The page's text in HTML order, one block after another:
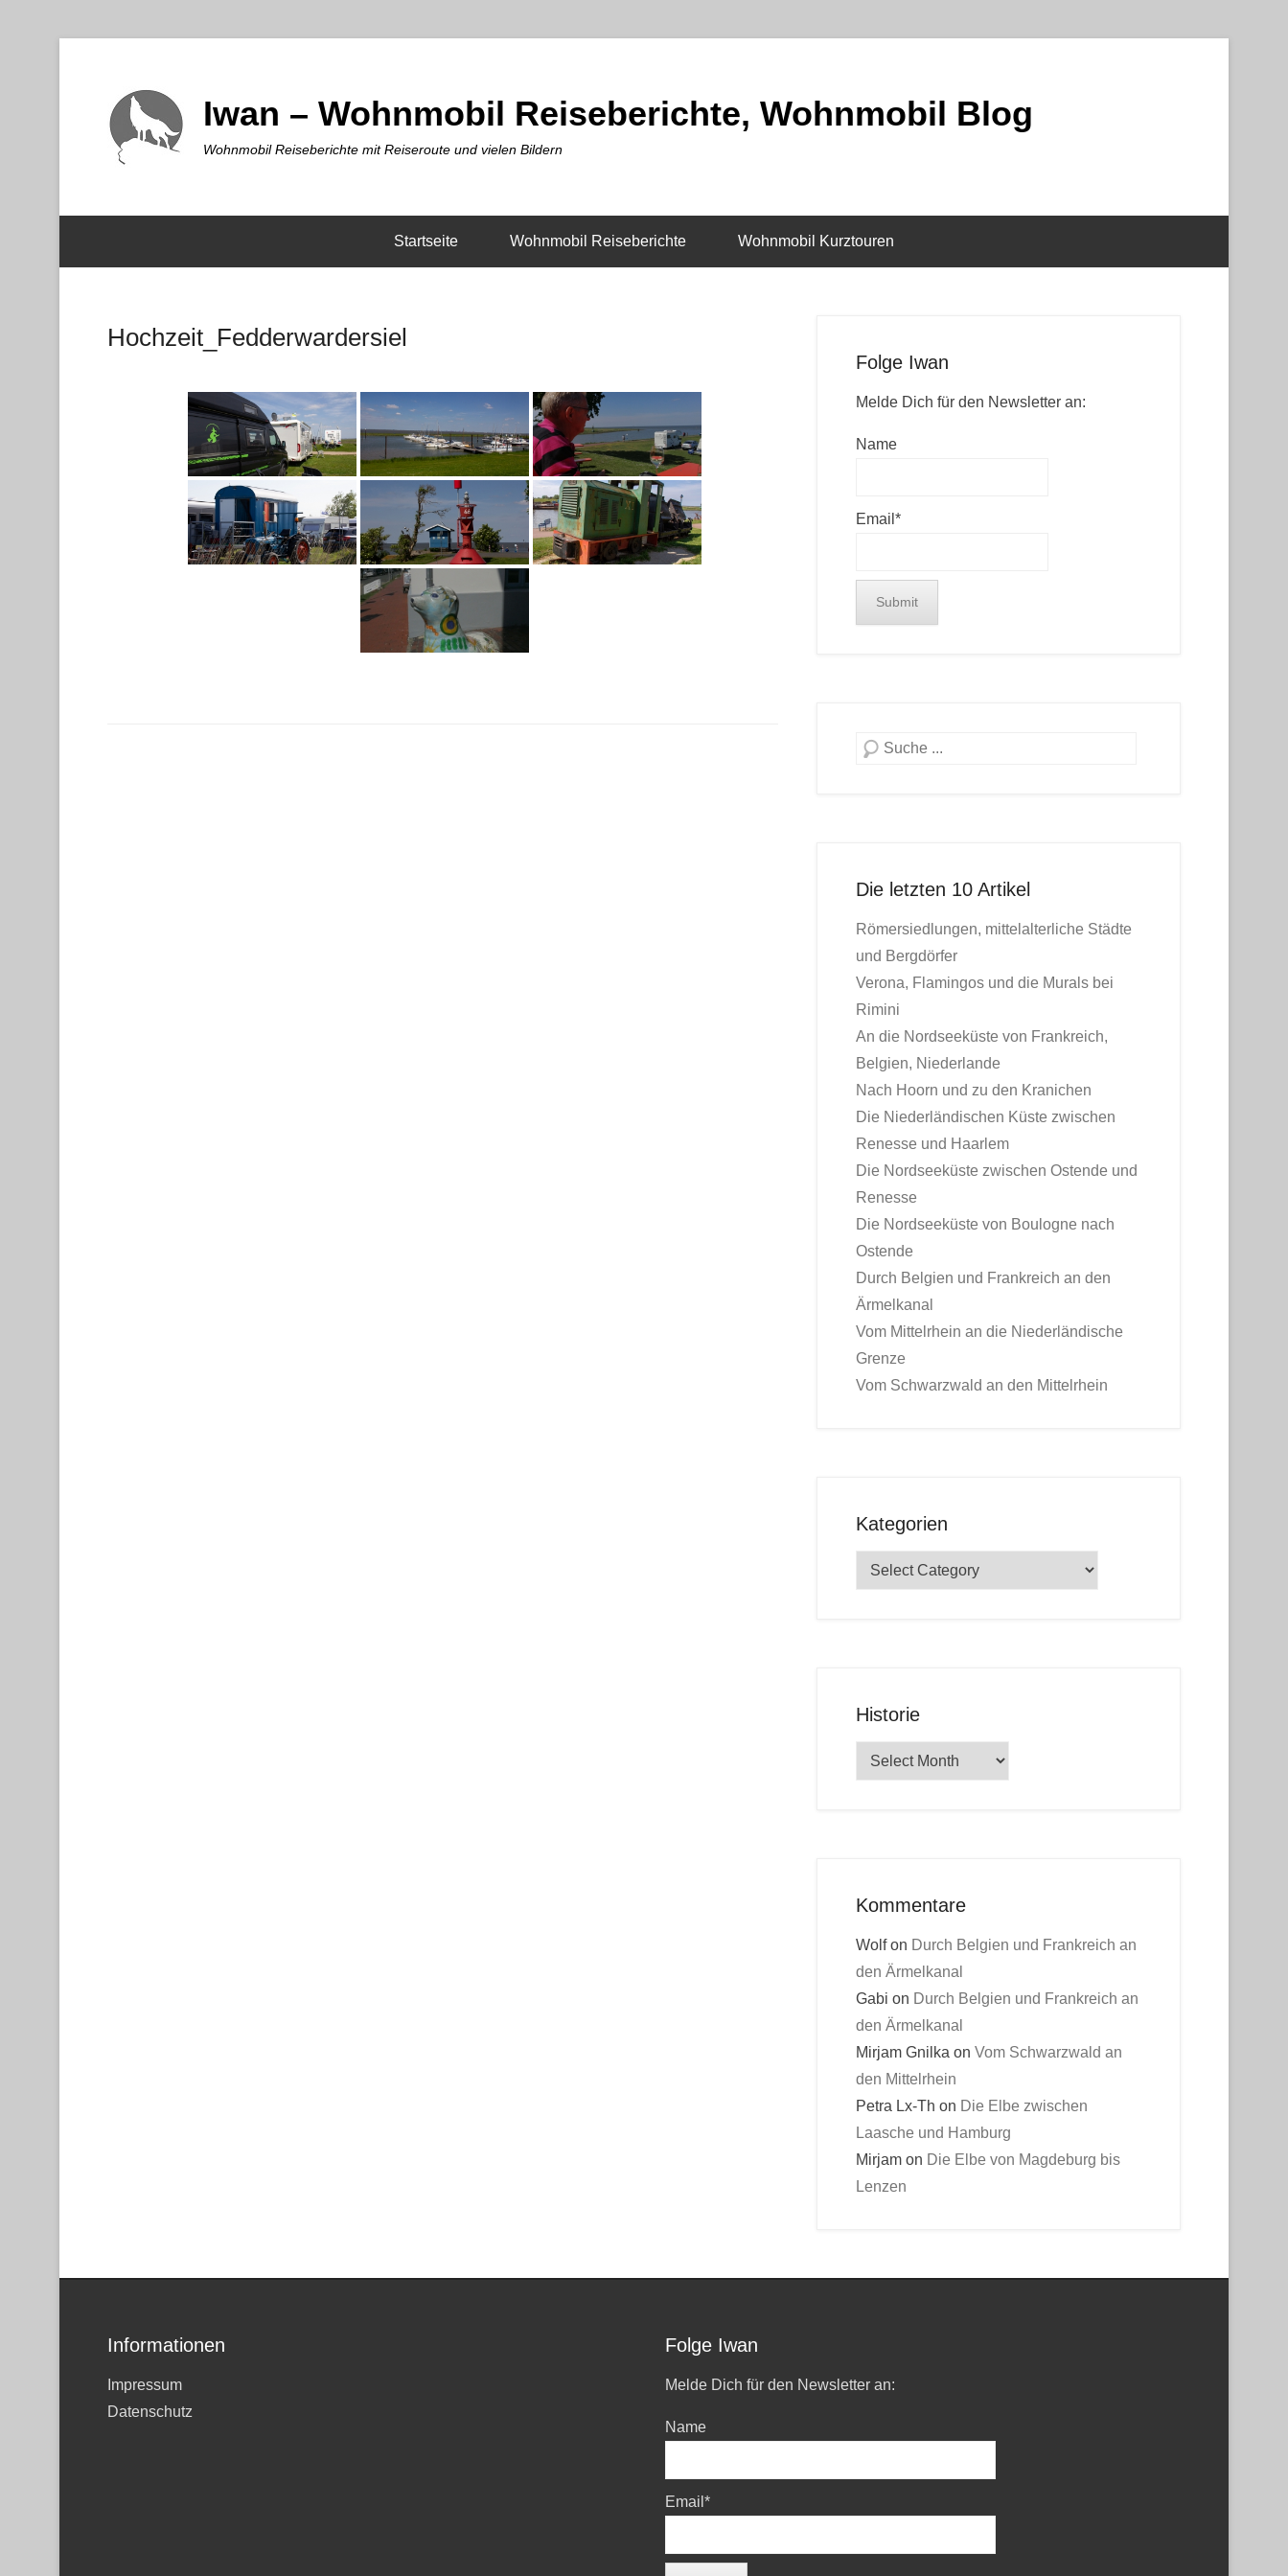
Iwan – Wohnmobil Reiseberichte, Wohnmobil Blog
Wohnmobil Reiseberichte mit Reiseroute und vielen Bildern
Startseite Wohnmobil Reiseberichte Wohnmobil Kurztouren
Hochzeit_Fedderwardersiel
Folge Iwan
Melde Dich für den Newsletter an:
Name
Email*
Search
Die letzten 10 Artikel
Römersiedlungen, mittelalterliche Städte
und Bergdörfer
Verona, Flamingos und die Murals bei
Rimini
An die Nordseeküste von Frankreich,
Belgien, Niederlande
Nach Hoorn und zu den Kranichen
Die Niederländischen Küste zwischen
Renesse und Haarlem
Die Nordseeküste zwischen Ostende und
Renesse
Die Nordseeküste von Boulogne nach
Ostende
Durch Belgien und Frankreich an den
Ärmelkanal
Vom Mittelrhein an die Niederländische
Grenze
Vom Schwarzwald an den Mittelrhein
Kategorien
Kategorien
Historie
Historie
Kommentare
Wolfon Durch Belgien und Frankreich an
den Ärmelkanal
Gabi on Durch Belgien und Frankreich an
den Ärmelkanal
Mirjam Gnilka on Vom Schwarzwald an
den Mittelrhein
Petra Lx-Th on Die Elbe zwischen
Laasche und Hamburg
Mirjam on Die Elbe von Magdeburg bis
Lenzen
Informationen
Impressum
Datenschutz
Folge Iwan
Melde Dich für den Newsletter an:
Name
Email*